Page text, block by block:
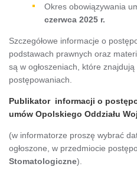
Okres obowiązywania
czerwca 2025 r.
Szczegółowe informacje o
podstawach prawnych oraz
są w ogłoszeniach, które
postępowaniach.
Publikator informacji o
umów Opolskiego Oddziału
(w informatorze proszę wybrać
ogłoszone, w przedmiocie
Stomatologiczne).